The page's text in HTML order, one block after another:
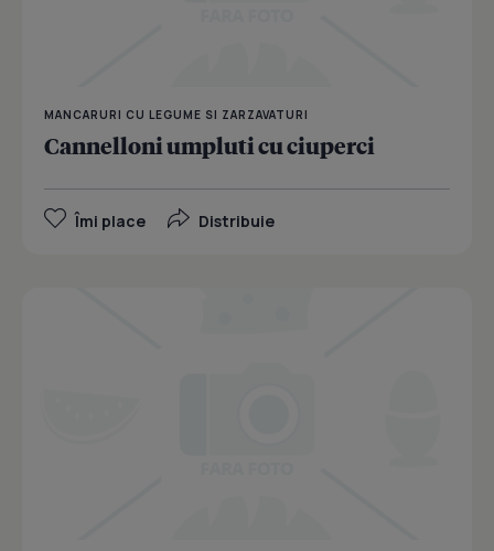
MANCARURI CU LEGUME SI ZARZAVATURI
Cannelloni umpluti cu ciuperci
Îmi place Distribuie